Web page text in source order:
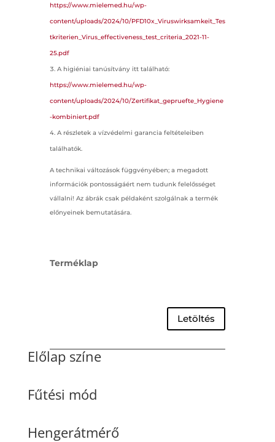
https://www.mielemed.hu/wp-
content/uploads/2024/10/PFD10x_Viruswirksamkeit_Tes
tkriterien_Virus_effectiveness_test_criteria_2021-11-
25.pdf
A higiéniai tanúsítvány itt található:
https://www.mielemed.hu/wp-
content/uploads/2024/10/Zertifikat_gepruefte_Hygiene
-kombiniert.pdf
A részletek a vízvédelmi garancia feltételeiben
találhatók.
A technikai változások függvényében; a megadott
információk pontosságáért nem tudunk felelősséget
vállalni! Az ábrák csak példaként szolgálnak a termék
előnyeinek bemutatására.
Terméklap
Letöltés
Előlap színe
Fűtési mód
Hengerátmérő